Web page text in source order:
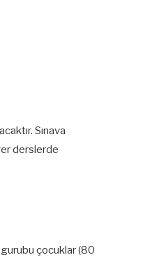
Sınava
derslerde
çocuklar (80